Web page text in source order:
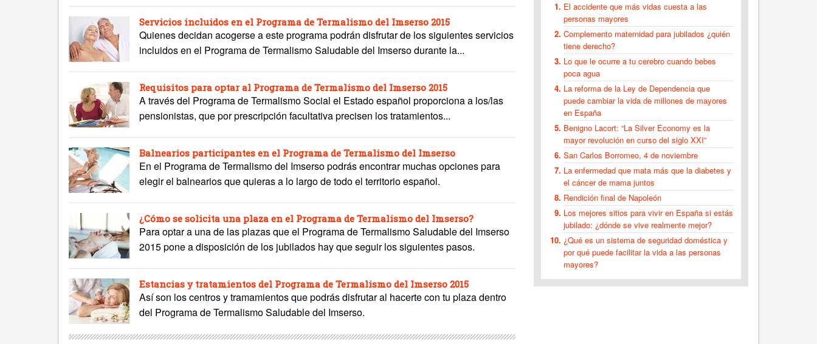
Servicios incluidos en el Programa de Termalismo del Imserso 2015
Quienes decidan acogerse a este programa podrán disfrutar de los siguientes servicios
incluidos en el Programa de Termalismo Saludable del Imserso durante la...
Requisitos para optar al Programa de Termalismo del Imserso 2015
A través del Programa de Termalismo Social el Estado español proporciona a los/las
pensionistas, que por prescripción facultativa precisen los tratamientos...
Balnearios participantes en el Programa de Termalismo del Imserso
En el Programa de Termalismo del Imserso podrás encontrar muchas opciones para
elegir el balnearios que quieras a lo largo de todo el territorio español.
¿Cómo se solicita una plaza en el Programa de Termalismo del Imserso?
Para optar a una de las plazas que el Programa de Termalismo Saludable del Imserso
2015 pone a disposición de los jubilados hay que seguir los siguientes pasos.
Estancias y tratamientos del Programa de Termalismo del Imserso 2015
Así son los centros y tramamientos que podrás disfrutar al hacerte con tu plaza dentro
del Programa de Termalismo Saludable del Imserso.
El accidente que más vidas cuesta a las
personas mayores
Complemento maternidad para jubilados ¿quién
tiene derecho?
Lo que le ocurre a tu cerebro cuando bebes
poca agua
La reforma de la Ley de Dependencia que
puede cambiar la vida de millones de mayores
en España
Benigno Lacort: “La Silver Economy es la
mayor revolución en curso del siglo XXI”
San Carlos Borromeo, 4 de noviembre
La enfermedad que mata más que la diabetes y
el cáncer de mama juntos
Rendición final de Napoleón
Los mejores sitios para vivir en España si estás
jubilado: ¿dónde se vive realmente mejor?
¿Qué es un sistema de seguridad doméstica y
por qué puede facilitar la vida a las personas
mayores?